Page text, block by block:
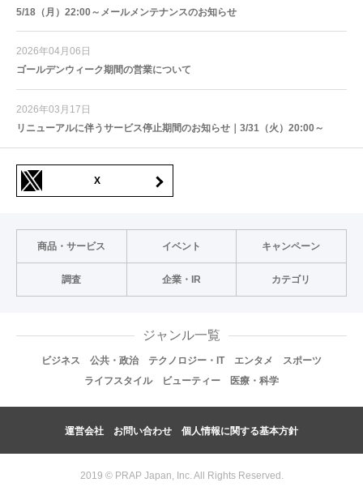
5/18（月）22:00～メールメンテナンスのお知らせ
2026年04月06日
ゴールデンウィーク期間の営業について
2026年03月17日
リニューアルに伴うサービス停止期間のお知らせ｜3/31（火）20:00～
X
商品・サービス イベント キャンペーン
調査 企業・IR カテゴリ
ジャンル一覧
ビジネス 公共・政治 テクノロジー・IT エンタメ
スポーツ
ライフスタイル
ビューティー 医療・科学
運営会社 お問い合わせ 個人情報に関する基本方針
2019 © PRAP Japan, Inc. All Rights Reserved.